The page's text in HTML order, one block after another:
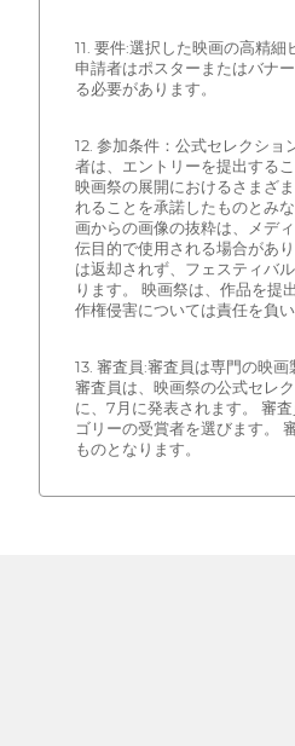
11. 要件:選択した映画の高精細
申請者はポスターまたはバナ
る必要があります。
12. 参加条件：公式セレクショ
者は、エントリーを提出する
映画祭の展開におけるさまざ
れることを承諾したものとみ
画からの画像の抜粋は、メデ
伝目的で使用される場合があ
は返却されず、フェスティバ
ります。 映画祭は、作品を提
作権侵害については責任を負い
13. 審査員:審査員は専門の映画
審査員は、映画祭の公式セレ
に、7月に発表されます。 審
ゴリーの受賞者を選びます。
ものとなります。